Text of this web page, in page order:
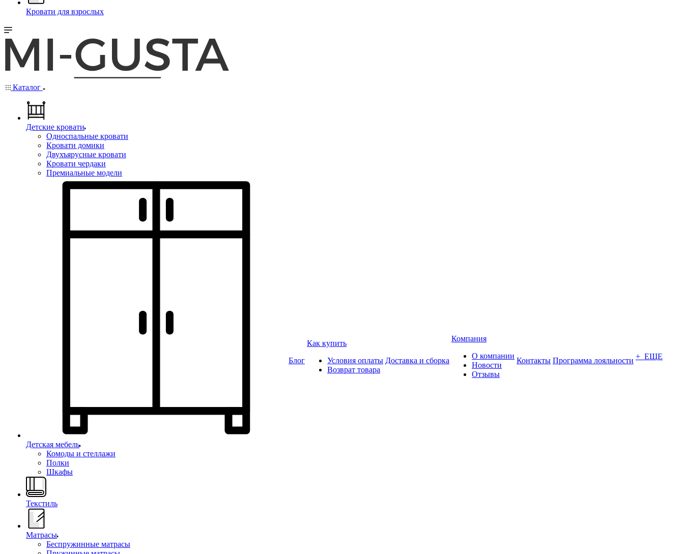
Кровати для взрослых
Каталог
Детские кровати
Односпальные кровати
Кровати домики
Двухъярусные кровати
Кровати чердаки
Премиальные модели
Детская мебель
Комоды и стеллажи
Полки
Шкафы
Текстиль
Матрасы
Беспружинные матрасы
Блог
Как купить
Условия оплаты
Возврат товара
Доставка и сборка
Компания
О компании
Новости
Отзывы
Контакты Программа лояльности + ЕЩЕ